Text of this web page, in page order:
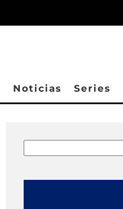
Noticias Series